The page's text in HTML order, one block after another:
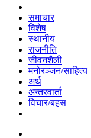
समाचार
विशेष
स्थानीय
राजनीति
जीवनशैली
मनोरञ्जन/साहित्य
अर्थ
अन्तरवार्ता
विचार/बहस